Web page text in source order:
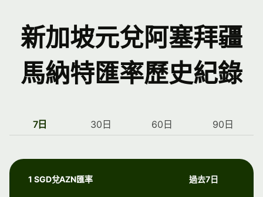
新加坡元兌阿塞拜疆
馬納特匯率歷史紀錄
7日 30日 60日 90日
1 SGD兌AZN匯率 過去7日